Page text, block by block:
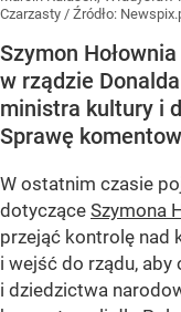
Czarzasty / Źródło:
Szymon
w rządzie
ministra kultury i
Sprawę
W ostatnim czasie
dotyczące Szymona
przejąć kontrolę nad
i wejść do rządu,
i dziedzictwa